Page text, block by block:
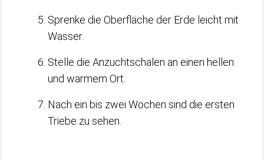
Sprenke die Oberfläche der Erde leicht mit
Wasser.
Stelle die Anzuchtschalen an einen hellen
und warmem Ort.
Nach ein bis zwei Wochen sind die ersten
Triebe zu sehen.